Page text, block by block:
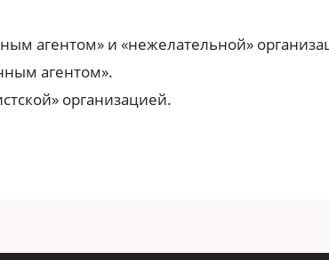
агентом» и «нежелательной»
агентом».
организацией.